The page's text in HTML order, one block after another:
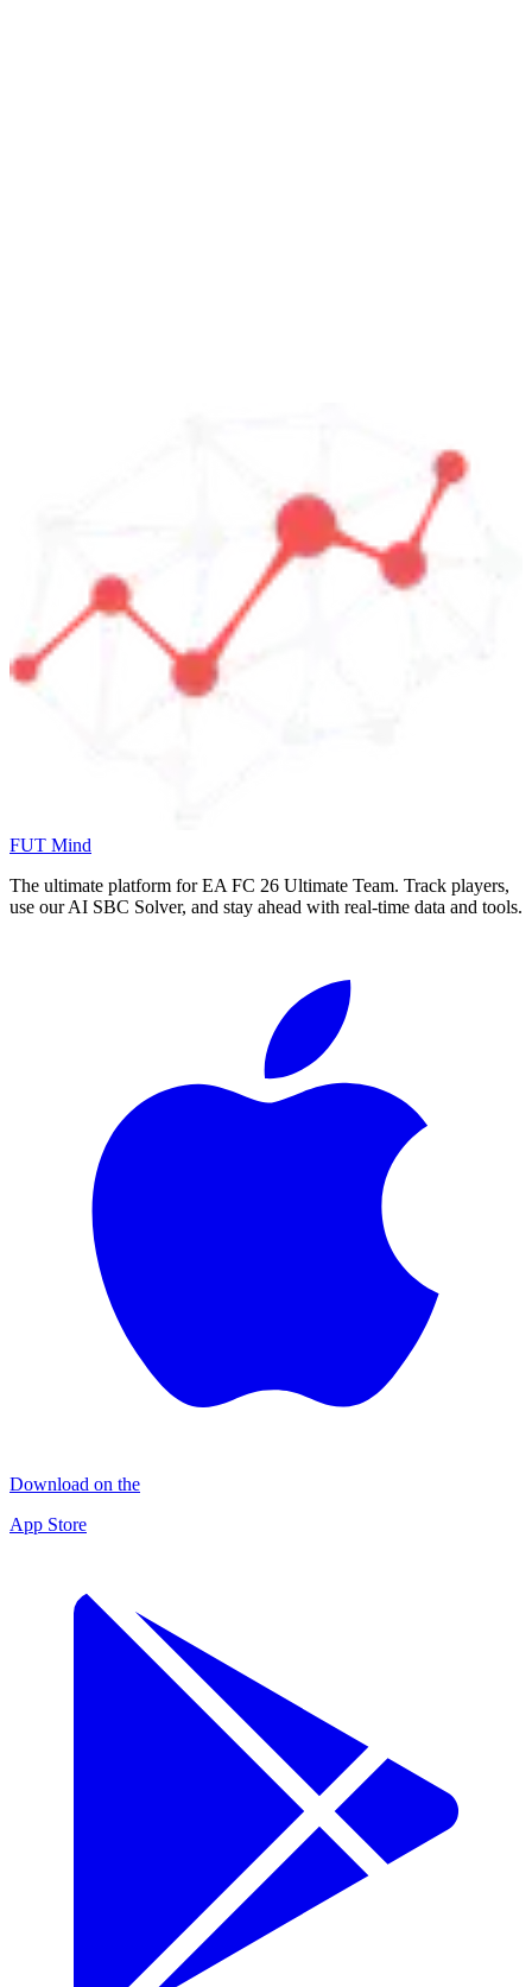
FUT Mind
The ultimate platform for EA FC 26 Ultimate Team. Track players,
use our AI SBC Solver, and stay ahead with real-time data and tools.
Download on the
App Store